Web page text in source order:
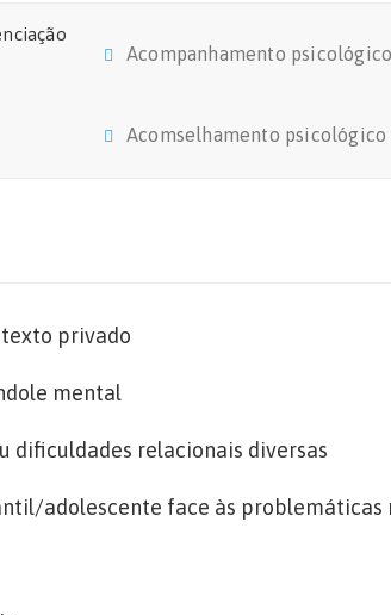
Acompanhamento
Acomselhamento
privado
mental
dificuldades relacionais diversas
adolescente face às